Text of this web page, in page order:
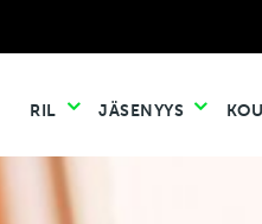
RIL JÄSENYYS